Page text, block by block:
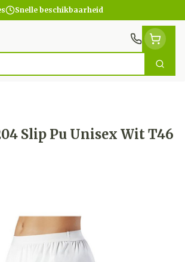
Snelle beschikbaarheid
Zoek
Slip Pu Unisex Wit T46